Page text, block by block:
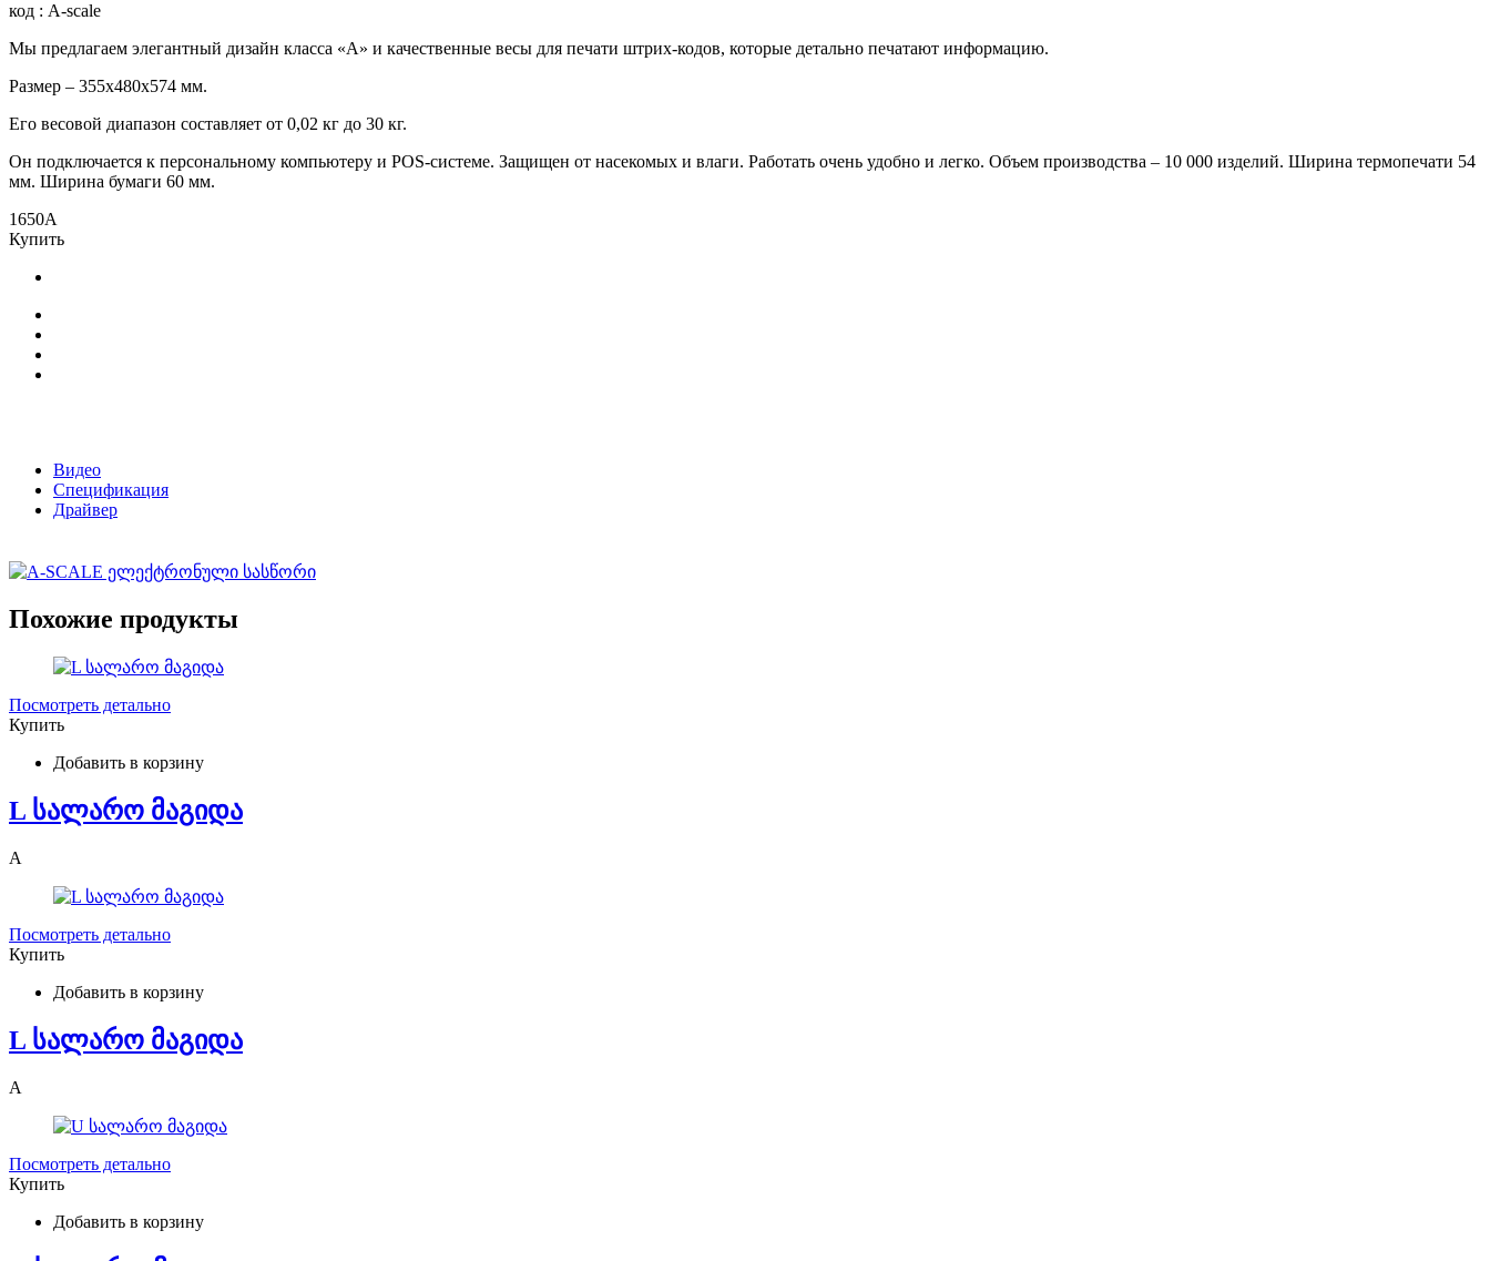
код : A-scale
Мы предлагаем элегантный дизайн класса «А» и качественные весы для печати штрих-кодов, которые детально печатают информацию.
Размер – 355х480х574 мм.
Его весовой диапазон составляет от 0,02 кг до 30 кг.
Он подключается к персональному компьютеру и POS-системе. Защищен от насекомых и влаги. Работать очень удобно и легко. Объем производства – 10 000 изделий. Ширина термопечати 54
мм. Ширина бумаги 60 мм.
1650A
Купить
Видео
Спецификация
Драйвер
Похожие продукты
Посмотреть детально
Купить
Добавить в корзину
L სალარო მაგიდა
A
Посмотреть детально
Купить
Добавить в корзину
L სალარო მაგიდა
A
Посмотреть детально
Купить
Добавить в корзину